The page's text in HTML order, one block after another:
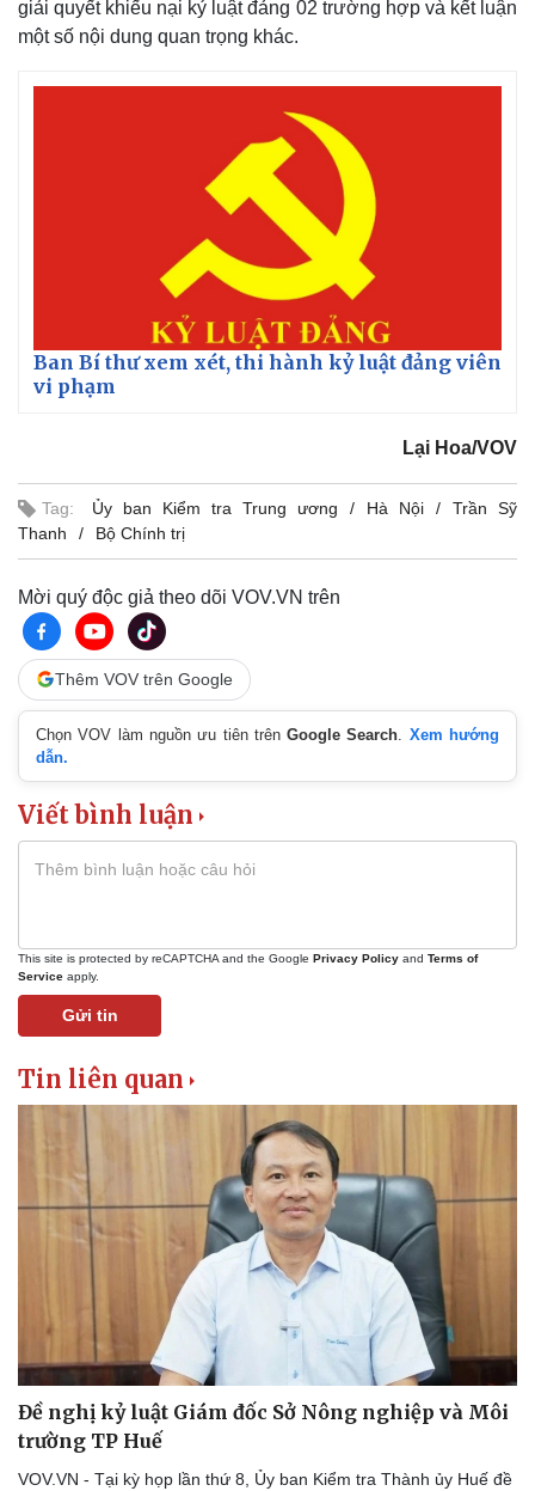
Pháp luật
Vụ án
Tư vấn luật
giải quyết khiếu nại kỷ luật đảng 02 trường hợp và kết luận
một số nội dung quan trọng khác.
Ban Bí thư xem xét, thi hành kỷ luật đảng viên
vi phạm
Lại Hoa/VOV
Tag: Ủy ban Kiểm tra Trung ương Hà Nội
Trần Sỹ
Thanh
Bộ Chính trị
Mời quý độc giả theo dõi VOV.VN trên
Thêm VOV trên Google
Chọn VOV làm nguồn ưu tiên trênGoogle Search
Xem hướng
dẫn.
Viết bình luận
This site is protected by reCAPTCHA and the Google Privacy Policy and Terms of
Service apply.
Gửi tin
Tin liên quan
Đề nghị kỷ luật Giám đốc Sở Nông nghiệp và Môi
trường TP Huế
VOV.VN - Tại kỳ họp lần thứ 8, Ủy ban Kiểm tra Thành ủy Huế đề